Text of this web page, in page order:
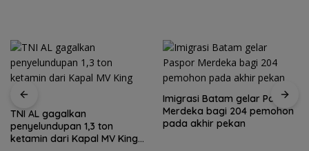
TNI AL gagalkan
penyelundupan 1,3 ton
ketamin dari Kapal MV King
Imigrasi Batam gelar Paspor
Merdeka bagi 204 pemohon
pada akhir pekan